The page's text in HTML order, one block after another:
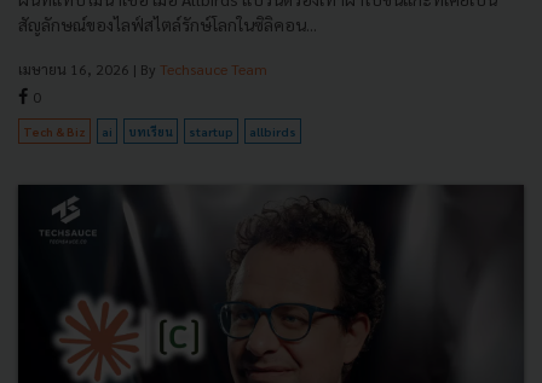
สัญลักษณ์ของไลฟ์สไตล์รักษ์โลกในซิลิคอน...
เมษายน 16, 2026 | By Techsauce Team
0
Tech & Biz ai บทเรียน startup allbirds